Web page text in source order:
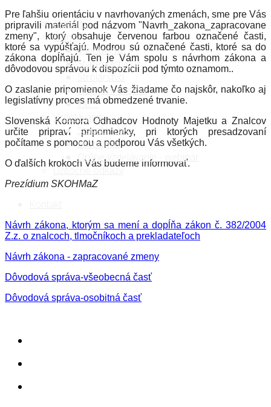
Aktuality
Články
Všeobecné
Stavebníctvo
Strojárstvo
Doprava cestná
iné ...
Vzdelávanie
Stavebníctvo
Ekonómia
Online vzdelávanie - webinár
Užitočné odkazy
Pre ľahšiu orientáciu v navrhovaných zmenách, sme pre Vás
pripravili materiál pod názvom "Navrh_zakona_zapracovane
zmeny", ktorý obsahuje červenou farbou označené časti,
ktoré sa vypúšťajú. Modrou sú označené časti, ktoré sa do
zákona dopĺňajú. Ten je Vám spolu s návrhom zákona a
dôvodovou správou k dispozícii pod týmto oznamom..
O zaslanie pripomienok Vás žiadame čo najskôr, nakoľko aj
legislatívny proces má obmedzené trvanie.
Slovenská Komora Odhadcov Hodnoty Majetku a Znalcov
určite pripraví pripomienky, pri ktorých presadzovaní
počítame s pomocou a podporou Vás všetkých.
O ďalších krokoch Vás budeme informovať.
Prezídium SKOHMaZ
Návrh zákona, ktorým sa mení a dopĺňa zákon č. 382/2004
Z.z. o znalcoch, tlmočníkoch a prekladateľoch
Návrh zákona - zapracované zmeny
Dôvodová správa-všeobecná časť
Dôvodová správa-osobitná časť